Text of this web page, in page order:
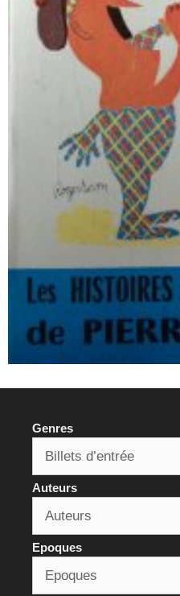
Genres
Auteurs
Epoques